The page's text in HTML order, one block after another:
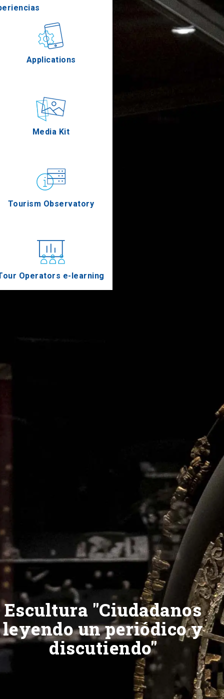
Applications
Media Kit
Tourism Observatory
Operators e-learning
Escultura "Ciudadanos
leyendo un periódico y
discutiendo"